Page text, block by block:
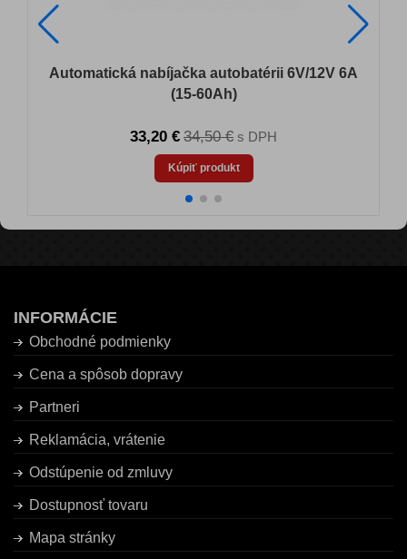
Automatická nabíjačka autobatérii 6V/12V 6A
(15-60Ah)
33,20 € 34,50 € s DPH
Kúpiť produkt
INFORMÁCIE
Obchodné podmienky
Cena a spôsob dopravy
Partneri
Reklamácia, vrátenie
Odstúpenie od zmluvy
Dostupnosť tovaru
Mapa stránky